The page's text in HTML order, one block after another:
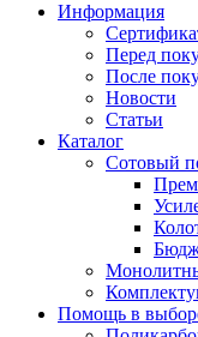
Информация
Перед
После
Новости
Статьи
Каталог
Сотовый
Помощь в